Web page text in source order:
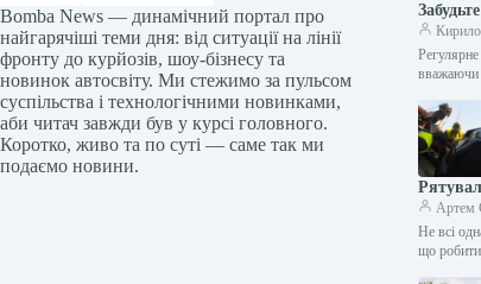
Bomba News — динамічний портал про
найгарячіші теми дня: від ситуації на лінії
фронту до курйозів, шоу-бізнесу та
новинок автосвіту. Ми стежимо за пульсом
суспільства і технологічними новинками,
аби читач завжди був у курсі головного.
Коротко, живо та по суті — саме так ми
подаємо новини.
Кирило
вважаючи
Артем
Не всі
що